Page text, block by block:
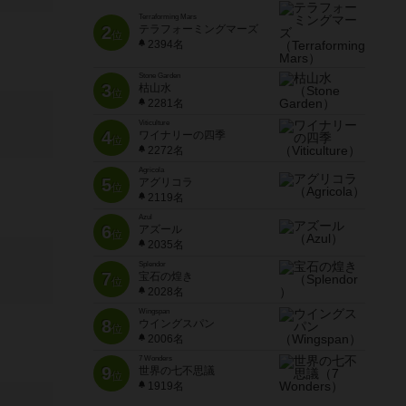
2位
Terraforming Mars
テラフォーミングマーズ
2394名
3位
Stone Garden
枯山水
2281名
4位
Viticulture
ワイナリーの四季
2272名
5位
Agricola
アグリコラ
2119名
6位
Azul
アズール
2035名
7位
宝石の煌き
2028名
8位
Wingspan
ウイングスパン
2006名
9位
7 Wonders
世界の七不思議
1919名